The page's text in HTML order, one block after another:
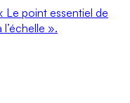
Le point essentiel de
».